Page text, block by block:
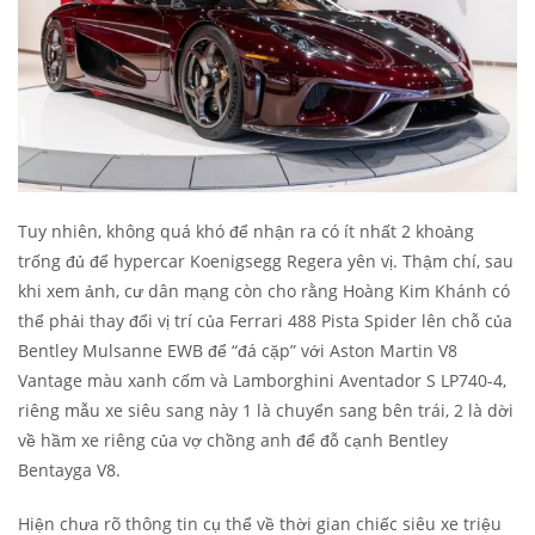
Tuy nhiên, không quá khó để nhận ra có ít nhất 2 khoảng
trống đủ để hypercar Koenigsegg Regera yên vị. Thậm chí, sau
khi xem ảnh, cư dân mạng còn cho rằng Hoàng Kim Khánh có
thể phải thay đổi vị trí của Ferrari 488 Pista Spider lên chỗ của
Bentley Mulsanne EWB để “đá cặp” với Aston Martin V8
Vantage màu xanh cốm và Lamborghini Aventador S LP740-4,
riêng mẫu xe siêu sang này 1 là chuyển sang bên trái, 2 là dời
về hầm xe riêng của vợ chồng anh để đỗ cạnh Bentley
Bentayga V8.
Hiện chưa rõ thông tin cụ thể về thời gian chiếc siêu xe triệu